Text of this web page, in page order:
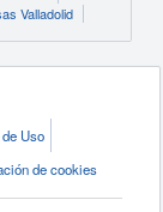
Valladolid
Uso
de cookies